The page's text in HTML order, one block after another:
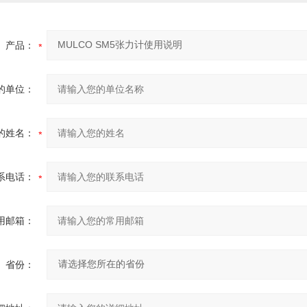
产品：
单位：
姓名：
电话：
邮箱：
省份：